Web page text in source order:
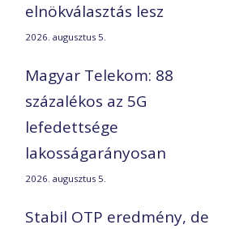
elnökválasztás lesz
2026. augusztus 5.
Magyar Telekom: 88
százalékos az 5G
lefedettsége
lakosságarányosan
2026. augusztus 5.
Stabil OTP eredmény, de